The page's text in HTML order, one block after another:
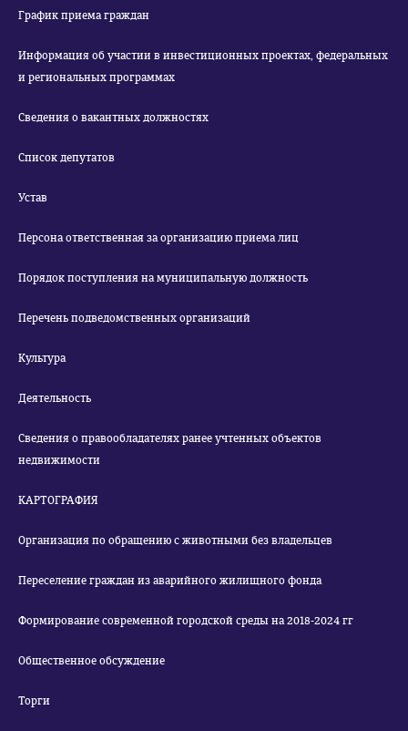
График приема граждан
Информация об участии в инвестиционных проектах, федеральных
и региональных программах
Сведения о вакантных должностях
Список депутатов
Устав
Персона ответственная за организацию приема лиц
Порядок поступления на муниципальную должность
Перечень подведомственных организаций
Культура
Деятельность
Сведения о правообладателях ранее учтенных объектов
недвижимости
КАРТОГРАФИЯ
Организация по обращению с животными без владельцев
Переселение граждан из аварийного жилищного фонда
Формирование современной городской среды на 2018-2024 гг
Общественное обсуждение
Торги